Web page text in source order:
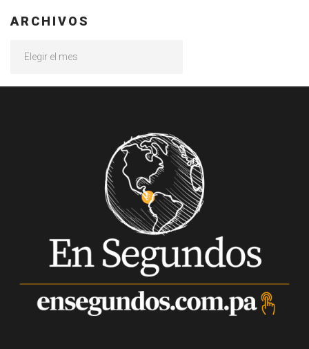
ARCHIVOS